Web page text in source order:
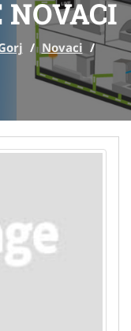
NOVACI
/ Novaci /